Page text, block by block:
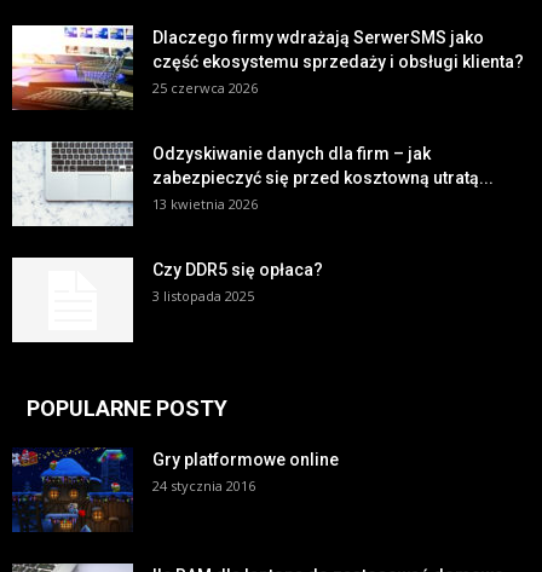
Dlaczego firmy wdrażają SerwerSMS jako
część ekosystemu sprzedaży i obsługi klienta?
25 czerwca 2026
Odzyskiwanie danych dla firm – jak
zabezpieczyć się przed kosztowną utratą...
13 kwietnia 2026
Czy DDR5 się opłaca?
3 listopada 2025
POPULARNE POSTY
Gry platformowe online
24 stycznia 2016